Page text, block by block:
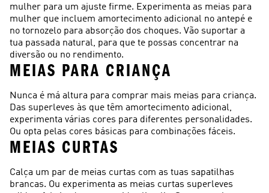
mulher para um ajuste firme. Experimenta as meias para
mulher que incluem amortecimento adicional no antepé e
no tornozelo para absorção dos choques. Vão suportar a
tua passada natural, para que te possas concentrar na
diversão ou no rendimento.
MEIAS PARA CRIANÇA
Nunca é má altura para comprar mais meias para criança.
Das superleves às que têm amortecimento adicional,
experimenta várias cores para diferentes personalidades.
Ou opta pelas cores básicas para combinações fáceis.
MEIAS CURTAS
Calça um par de meias curtas com as tuas sapatilhas
brancas. Ou experimenta as meias curtas superleves